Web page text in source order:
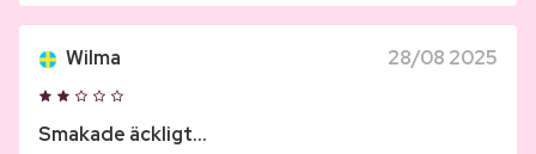
Wilma 28/08 2025
Smakade äckligt...